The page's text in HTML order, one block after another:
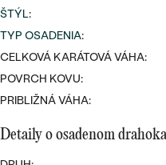
ŠTÝL:
TYP OSADENIA:
CELKOVÁ KARÁTOVÁ VÁHA:
POVRCH KOVU:
PRIBLIŽNÁ VÁHA:
Detaily o osadenom